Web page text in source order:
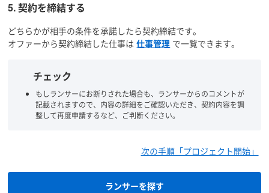
5. 契約を締結する
どちらかが相手の条件を承諾したら契約締結です。
オファーから契約締結した仕事は仕事管理 で一覧できます。
チェック
もしランサーにお断りされた場合も、ランサーからのコメントが
記載されますので、内容の詳細をご確認いただき、契約内容を調
整して再度申請するなど、ご判断ください。
次の手順「プロジェクト開始」
ランサーを探す